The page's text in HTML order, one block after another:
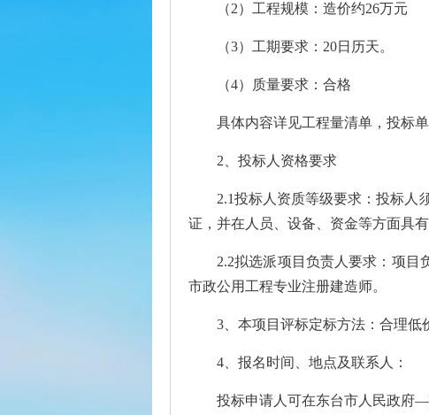
（2）工程规模：造价约26万元
（3）工期要求：20日历天。
（4）质量要求：合格
具体内容详见工程量清单，投标
2、投标人资格要求
2.1投标人资质等级要求：投标人
证，并在人员、设备、资金等方面具
2.2拟选派项目负责人要求：项目
市政公用工程专业注册建造师。
3、本项目评标定标方法：合理低
4、报名时间、地点及联系人：
投标申请人可在东台市人民政府—